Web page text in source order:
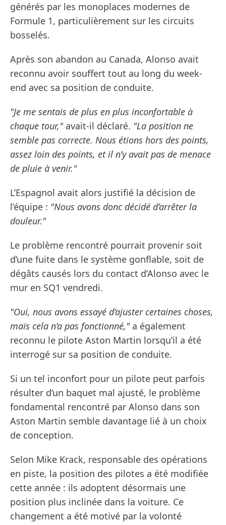
générés par les monoplaces modernes de
Formule 1, particulièrement sur les circuits
bosselés.
Après son abandon au Canada, Alonso avait
reconnu avoir souffert tout au long du week-
end avec sa position de conduite.
"Je me sentais de plus en plus inconfortable à
chaque tour,"avait-il déclaré. "La position ne
semble pas correcte. Nous étions hors des points,
assez loin des points, et il n’y avait pas de menace
de pluie à venir."
L’Espagnol avait alors justifié la décision de
l’équipe : "Nous avons donc décidé d’arrêter la
douleur."
Le problème rencontré pourrait provenir soit
d’une fuite dans le système gonflable, soit de
dégâts causés lors du contact d’Alonso avec le
mur en SQ1 vendredi.
"Oui, nous avons essayé d’ajuster certaines choses,
mais cela n’a pas fonctionné,"a également
reconnu le pilote Aston Martin lorsqu’il a été
interrogé sur sa position de conduite.
Si un tel inconfort pour un pilote peut parfois
résulter d’un baquet mal ajusté, le problème
fondamental rencontré par Alonso dans son
Aston Martin semble davantage lié à un choix
de conception.
Selon Mike Krack, responsable des opérations
en piste, la position des pilotes a été modifiée
cette année : ils adoptent désormais une
position plus inclinée dans la voiture. Ce
changement a été motivé par la volonté